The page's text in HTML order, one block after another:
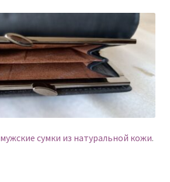
мужские сумки из натуральной кожи.